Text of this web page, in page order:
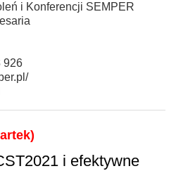
i Konferencji SEMPER
926
i efektywne